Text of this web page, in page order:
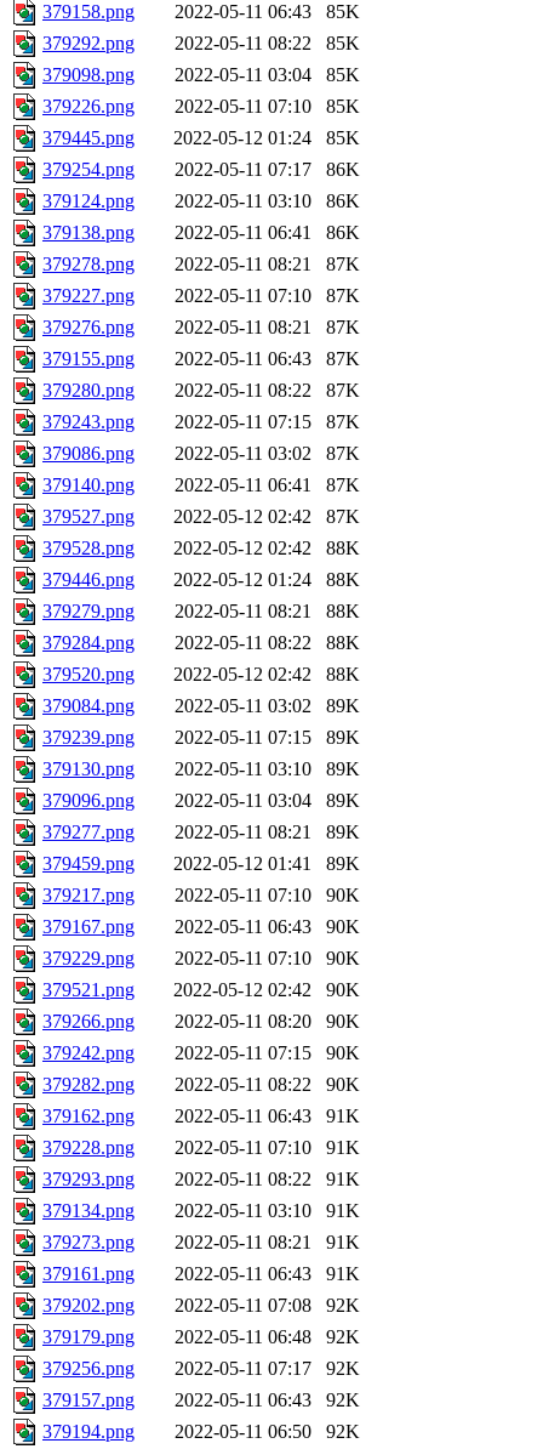
379158.png 2022-05-11 06:43
85K
379292.png
2022-05-11 08:22
85K
379098.png
2022-05-11 03:04
85K
379226.png
2022-05-11 07:10
85K
379445.png
2022-05-12 01:24
85K
379254.png
2022-05-11 07:17
86K
379124.png
2022-05-11 03:10
86K
379138.png
2022-05-11 06:41
86K
379278.png
2022-05-11 08:21
87K
379227.png
2022-05-11 07:10
87K
379276.png
2022-05-11 08:21
87K
379155.png
2022-05-11 06:43
87K
379280.png
2022-05-11 08:22
87K
379243.png
2022-05-11 07:15
87K
379086.png
2022-05-11 03:02
87K
379140.png
2022-05-11 06:41
87K
379527.png
2022-05-12 02:42
87K
379528.png
2022-05-12 02:42
88K
379446.png
2022-05-12 01:24
88K
379279.png
2022-05-11 08:21
88K
379284.png
2022-05-11 08:22
88K
379520.png
2022-05-12 02:42
88K
379084.png
2022-05-11 03:02
89K
379239.png
2022-05-11 07:15
89K
379130.png
2022-05-11 03:10
89K
379096.png
2022-05-11 03:04
89K
379277.png
2022-05-11 08:21
89K
379459.png
2022-05-12 01:41
89K
379217.png
2022-05-11 07:10
90K
379167.png
2022-05-11 06:43
90K
379229.png
2022-05-11 07:10
90K
379521.png
2022-05-12 02:42
90K
379266.png
2022-05-11 08:20
90K
379242.png
2022-05-11 07:15
90K
379282.png
2022-05-11 08:22
90K
379162.png
2022-05-11 06:43
91K
379228.png
2022-05-11 07:10
91K
379293.png
2022-05-11 08:22
91K
379134.png
2022-05-11 03:10
91K
379273.png
2022-05-11 08:21
91K
379161.png
2022-05-11 06:43
91K
379202.png
2022-05-11 07:08
92K
379179.png
2022-05-11 06:48
92K
379256.png
2022-05-11 07:17
92K
379157.png
2022-05-11 06:43
92K
379194.png
2022-05-11 06:50
92K